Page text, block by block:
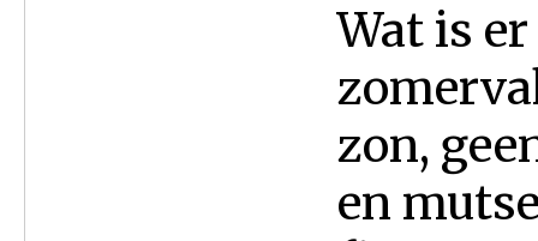
Wat is
zon,
en